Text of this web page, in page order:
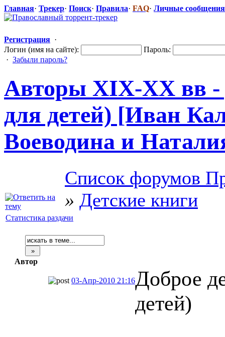
Главная· Трекер· Поиск· Правила· FAQ· Личные сообщения
Регистрация ·
Логин (имя на сайте):
Пароль:
· Забыли пароль?
Авторы XIX-XX вв -
для детей) [Иван
Воеводина и
Список форумов
» Детские книги
Статистика раздачи
Автор
03-Апр-2010 21:16Доброе
детей)